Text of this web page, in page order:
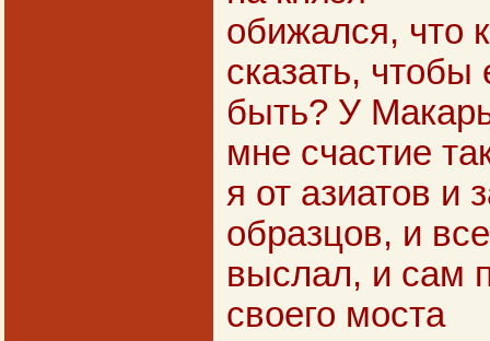
обижался, что
сказать,
быть? У
мне счастие
я от азиатов и
образцов, и
выслал, и сам
своего моста